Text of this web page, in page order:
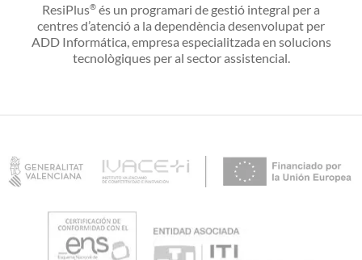
ResiPlus® és un programari de gestió integral per a
centres d’atenció a la dependència desenvolupat per
ADD Informática, empresa especialitzada en solucions
tecnològiques per al sector assistencial.